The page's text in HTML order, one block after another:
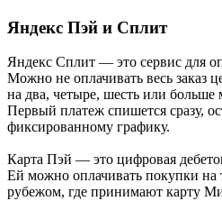
Яндекс Пэй и Сплит
Яндекс Cплит — это сервис для
Можно не оплачивать весь заказ
на два, четыре, шесть или
Первый платеж спишется сразу,
фиксированному графику.
Карта Пэй — это цифровая
Ей можно оплачивать покупки на
рубежом, где принимают карту